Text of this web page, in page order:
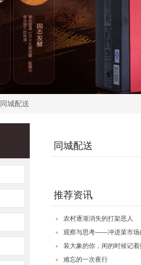
同城配送
同城配送
推荐资讯
农村逐渐消失的打架恶人
观察与思考——冲进菜市场
装大象的你，闲的时候记
难忘的一次夜行